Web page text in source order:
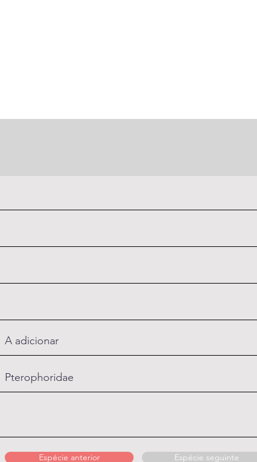
A adicionar
Pterophoridae
Espécie anterior Espécie seguinte